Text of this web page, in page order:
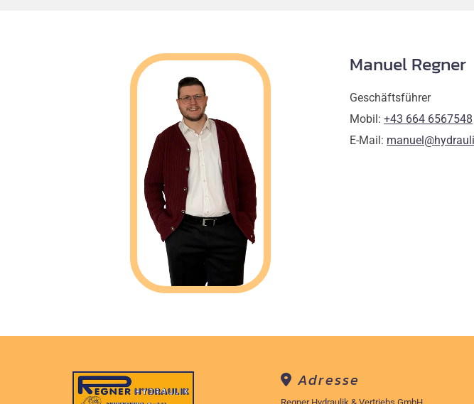
Manuel Regner
Geschäftsführer
Mobil: +43 664 6567548
E-Mail:
 Adresse